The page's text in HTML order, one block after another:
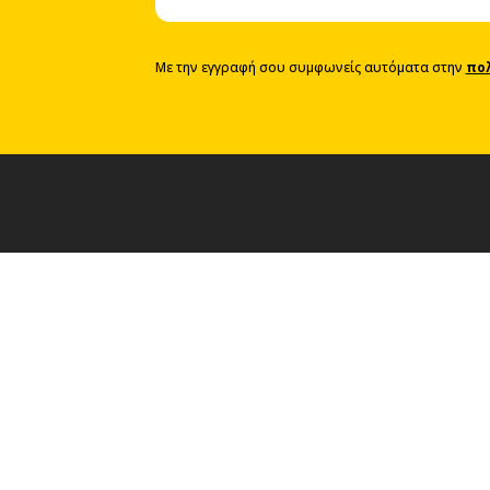
Με την εγγραφή σου συμφωνείς αυτόματα στην